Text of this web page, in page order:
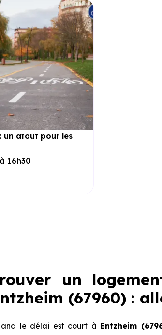
un atout pour les
16h30
un
(67960) :
le délai est court à Entzheim